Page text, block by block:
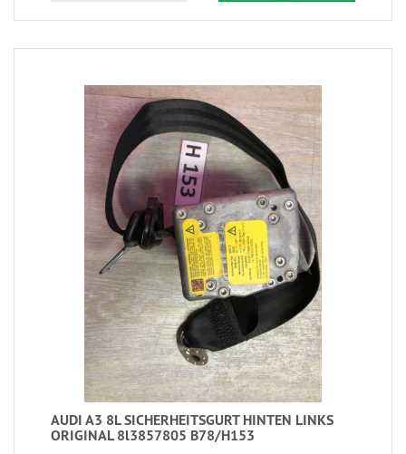
AUDI A3 8L SICHERHEITSGURT HINTEN LINKS
ORIGINAL 8l3857805 B78/H153